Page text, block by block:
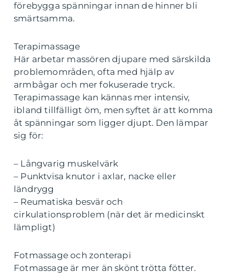
förebygga spänningar innan de hinner bli
smärtsamma.
Terapimassage
Här arbetar massören djupare med särskilda
problemområden, ofta med hjälp av
armbågar och mer fokuserade tryck.
Terapimassage kan kännas mer intensiv,
ibland tillfälligt öm, men syftet är att komma
åt spänningar som ligger djupt. Den lämpar
sig för:
– Långvarig muskelvärk
– Punktvisa knutor i axlar, nacke eller
ländrygg
– Reumatiska besvär och
cirkulationsproblem (när det är medicinskt
lämpligt)
Fotmassage och zonterapi
Fotmassage är mer än skönt trötta fötter.